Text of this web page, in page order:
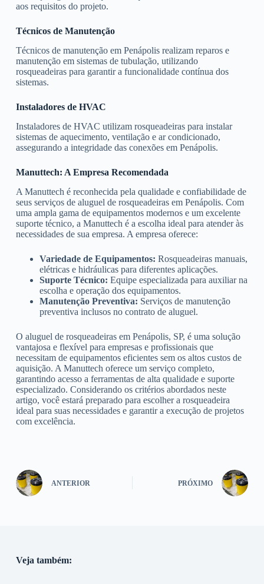
aos requisitos do projeto.
Técnicos de Manutenção
Técnicos de manutenção em Penápolis realizam reparos e
manutenção em sistemas de tubulação, utilizando
rosqueadeiras para garantir a funcionalidade contínua dos
sistemas.
Instaladores de HVAC
Instaladores de HVAC utilizam rosqueadeiras para instalar
sistemas de aquecimento, ventilação e ar condicionado,
assegurando a integridade das conexões em Penápolis.
Manuttech: A Empresa Recomendada
A Manuttech é reconhecida pela qualidade e confiabilidade de
seus serviços de aluguel de rosqueadeiras em Penápolis. Com
uma ampla gama de equipamentos modernos e um excelente
suporte técnico, a Manuttech é a escolha ideal para atender às
necessidades de sua empresa. A empresa oferece:
Variedade de Equipamentos: Rosqueadeiras manuais,
elétricas e hidráulicas para diferentes aplicações.
Suporte Técnico: Equipe especializada para auxiliar na
escolha e operação dos equipamentos.
Manutenção Preventiva: Serviços de manutenção
preventiva inclusos no contrato de aluguel.
O aluguel de rosqueadeiras em Penápolis, SP, é uma solução
vantajosa e flexível para empresas e profissionais que
necessitam de equipamentos eficientes sem os altos custos de
aquisição. A Manuttech oferece um serviço completo,
garantindo acesso a ferramentas de alta qualidade e suporte
especializado. Considerando os critérios abordados neste
artigo, você estará preparado para escolher a rosqueadeira
ideal para suas necessidades e garantir a execução de projetos
com excelência.
ANTERIOR PRÓXIMO
Veja também: